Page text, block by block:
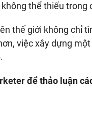
thể thiếu trong
thế giới không chỉ
việc xây dựng
để thảo luận